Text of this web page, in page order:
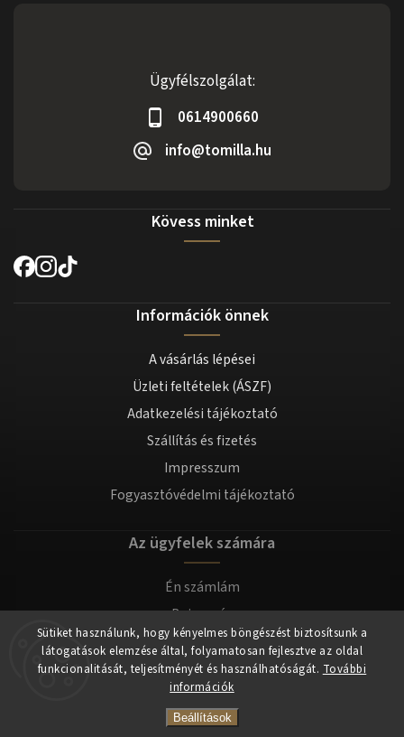
Sütiket használunk, hogy kényelmes böngészést biztosítsunk a
látogatások elemzése által, folyamatosan fejlesztve az oldal
funkcionalitását, teljesítményét és használhatóságát. További
információk
Beállítások
Ügyfélszolgálat:
0614900660
info@tomilla.hu
Kövess minket
Információk önnek
A vásárlás lépései
Üzleti feltételek (ÁSZF)
Adatkezelési tájékoztató
Szállítás és fizetés
Impresszum
Fogyasztóvédelmi tájékoztató
Az ügyfelek számára
Én számlám
Bejegyzés
Bejelentkezés
Copyright 2026tomilla.hu. Minden jog fenntartva.